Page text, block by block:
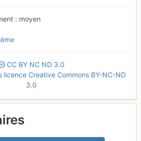
moyen
CC BY NC ND 3.0
licence Creative Commons BY-NC-ND
3.0